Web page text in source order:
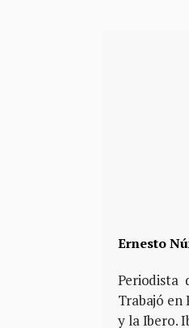
Ernesto
Periodista
Trabajó en
y la Ibero.